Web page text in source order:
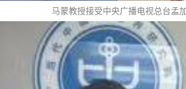
马蒙教授接受中央广播电视总台孟